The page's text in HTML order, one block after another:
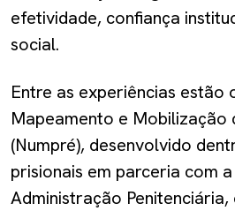
efetividade, confiança
social.
Entre as experiências estão
Mapeamento e Mobilização
(Numpré), desenvolvido
prisionais em parceria com
Administração